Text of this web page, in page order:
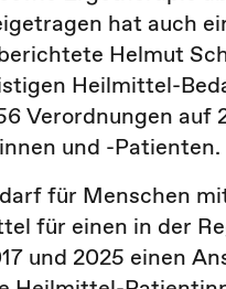
hat auch
Helmut
Heilmittel-
Verordnungen auf
und -Patienten.
für Menschen
für einen in der
und 2025 einen